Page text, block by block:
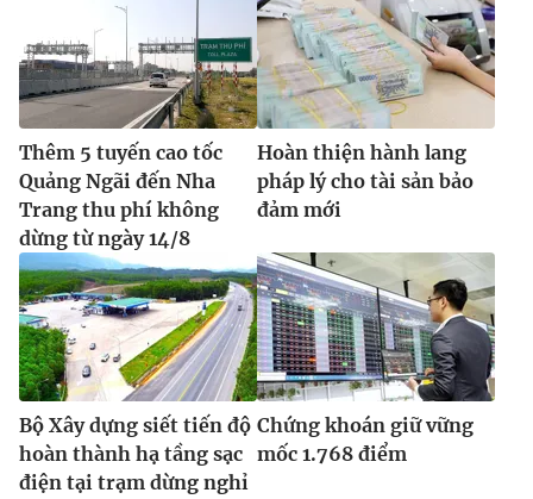
Thêm 5 tuyến cao tốc
Quảng Ngãi đến Nha
Trang thu phí không
dừng từ ngày 14/8
Hoàn thiện hành lang
pháp lý cho tài sản bảo
đảm mới
Bộ Xây dựng siết tiến độ
hoàn thành hạ tầng sạc
điện tại trạm dừng nghỉ
Chứng khoán giữ vững
mốc 1.768 điểm